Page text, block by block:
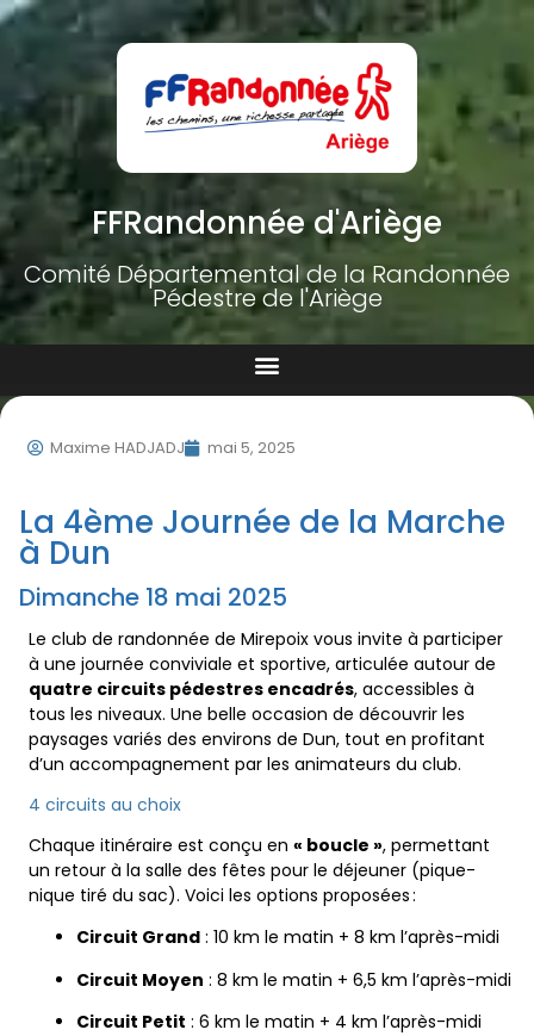
FFRandonnée d'Ariège
Comité Départemental de la Randonnée
Pédestre de l'Ariège
Maxime HADJADJ mai 5, 2025
La 4ème Journée de la Marche
à Dun
Dimanche 18 mai 2025
Le club de randonnée de Mirepoix vous invite à participer
à une journée conviviale et sportive, articulée autour de
quatre circuits pédestres encadrés, accessibles à
tous les niveaux. Une belle occasion de découvrir les
paysages variés des environs de Dun, tout en profitant
d’un accompagnement par les animateurs du club.
4 circuits au choix
Chaque itinéraire est conçu en « boucle », permettant
un retour à la salle des fêtes pour le déjeuner (pique-
nique tiré du sac). Voici les options proposées :
Circuit Grand : 10 km le matin + 8 km l’après-midi
Circuit Moyen : 8 km le matin + 6,5 km l’après-midi
Circuit Petit : 6 km le matin + 4 km l’après-midi